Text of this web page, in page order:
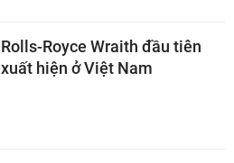
Rolls-Royce Wraith đầu tiên
xuất hiện ở Việt Nam